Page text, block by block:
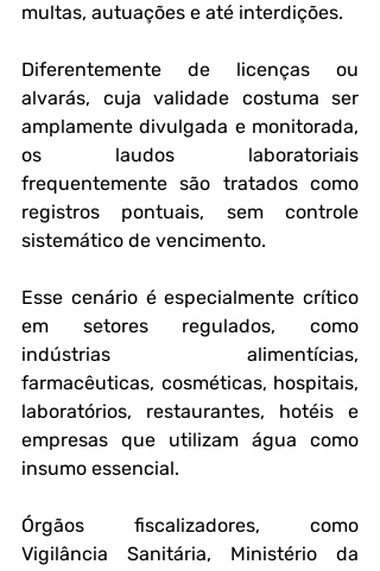
multas, autuações e até interdições.
Diferentemente de licenças ou
alvarás, cuja validade costuma ser
amplamente divulgada e monitorada,
os laudos laboratoriais
frequentemente são tratados como
registros pontuais, sem controle
sistemático de vencimento.
Esse cenário é especialmente crítico
em setores regulados, como
indústrias alimentícias,
farmacêuticas, cosméticas, hospitais,
laboratórios, restaurantes, hotéis e
empresas que utilizam água como
insumo essencial.
Órgãos fiscalizadores, como
Vigilância Sanitária, Ministério da